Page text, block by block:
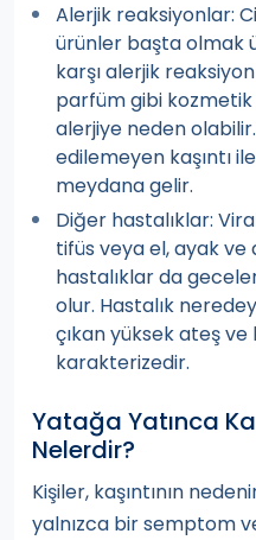
Alerjik reaksiyonlar:
ürünler başta olmak
karşı alerjik
parfüm gibi
alerjiye neden
edilemeyen kaşıntı
meydana gelir.
Diğer hastalıklar:
tifüs veya el, ayak ve
hastalıklar da
olur. Hastalık
çıkan yüksek ateş ve
karakterizedir.
Yatağa Yatınca
Nelerdir?
Kişiler, kaşıntının
yalnızca bir semptom